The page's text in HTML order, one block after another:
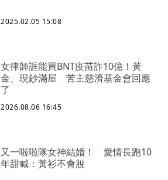
2025.02.05 15:08
女律師誆能買BNT疫苗詐10億！黃
金、現鈔滿屋 苦主慈濟基金會回應
了
2026.08.06 16:45
又一啦啦隊女神結婚！ 愛情長跑10
年甜喊：黃衫不會脫